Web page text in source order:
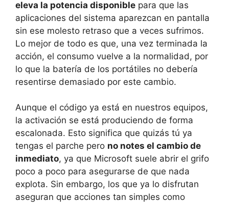
eleva la potencia disponible para que las
aplicaciones del sistema aparezcan en pantalla
sin ese molesto retraso que a veces sufrimos.
Lo mejor de todo es que, una vez terminada la
acción, el consumo vuelve a la normalidad, por
lo que la batería de los portátiles no debería
resentirse demasiado por este cambio.
Aunque el código ya está en nuestros equipos,
la activación se está produciendo de forma
escalonada. Esto significa que quizás tú ya
tengas el parche pero no notes el cambio de
inmediato, ya que Microsoft suele abrir el grifo
poco a poco para asegurarse de que nada
explota. Sin embargo, los que ya lo disfrutan
aseguran que acciones tan simples como